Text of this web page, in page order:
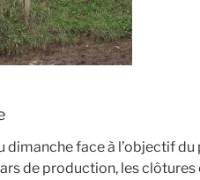
face à l’objectif
de production, les